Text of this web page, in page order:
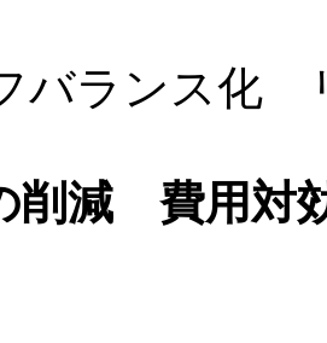
バランス化
削減 費用対